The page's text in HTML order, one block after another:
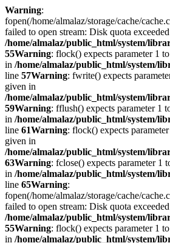
Warning:
fopen(/home/almalaz/storage/cache/
failed to open stream: Disk quota
/home/almalaz/public_html/system/
55Warning: flock() expects parameter 1
in /home/almalaz/public_html/system/
line 57Warning: fwrite() expects
given in
/home/almalaz/public_html/system/
59Warning: fflush() expects parameter 1
in /home/almalaz/public_html/system/
line 61Warning: flock() expects
given in
/home/almalaz/public_html/system/
63Warning: fclose() expects parameter 1
in /home/almalaz/public_html/system/
line 65Warning:
fopen(/home/almalaz/storage/cache/
failed to open stream: Disk quota
/home/almalaz/public_html/system/
55Warning: flock() expects parameter 1
in /home/almalaz/public_html/system/